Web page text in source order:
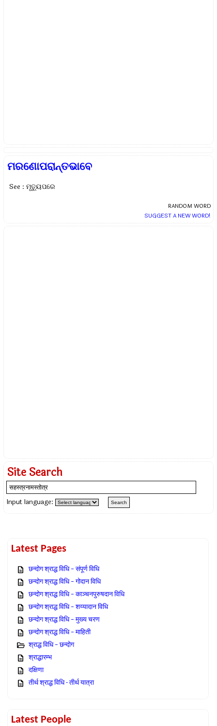
ମରଣୋପରାନ୍ତଭାବେ
See : ମୃତ୍ୟୁପରେ
RANDOM WORD
SUGGEST A NEW WORD!
Site Search
Input language:
Latest Pages
छन्दोग श्राद्ध विधि – संपूर्ण विधि
छन्दोग श्राद्ध विधि – गोदान विधि
छन्दोग श्राद्ध विधि – काञ्चनपुरुषदान विधि
छन्दोग श्राद्ध विधि – शय्यादान विधि
छन्दोग श्राद्ध विधि – मुख्य चरण
छन्दोग श्राद्ध विधि – माहिती
श्राद्ध विधि – छन्दोग
श्राद्धारम्भ
दक्षिणा
तीर्थ श्राद्ध विधि - तीर्थ यात्रा
Latest People